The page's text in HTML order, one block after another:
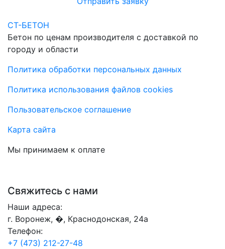
СТ-БЕТОН
Бетон по ценам производителя с доставкой по
городу и области
Политика обработки персональных данных
Политика использования файлов cookies
Пользовательское соглашение
Карта сайта
Мы принимаем к оплате
Свяжитесь с нами
Наши адреса:
г. Воронеж, �, Краснодонская, 24а
Телефон:
+7 (473) 212-27-48